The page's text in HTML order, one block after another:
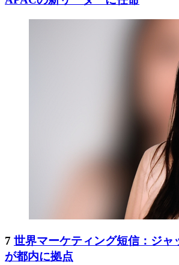
7 世界マーケティング短信：ジャ
が都内に拠点